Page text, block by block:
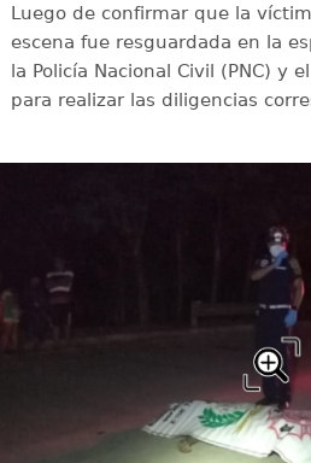
Luego de confirmar que la
escena fue resguardada en la
la Policía Nacional Civil (PNC) y
para realizar las diligencias